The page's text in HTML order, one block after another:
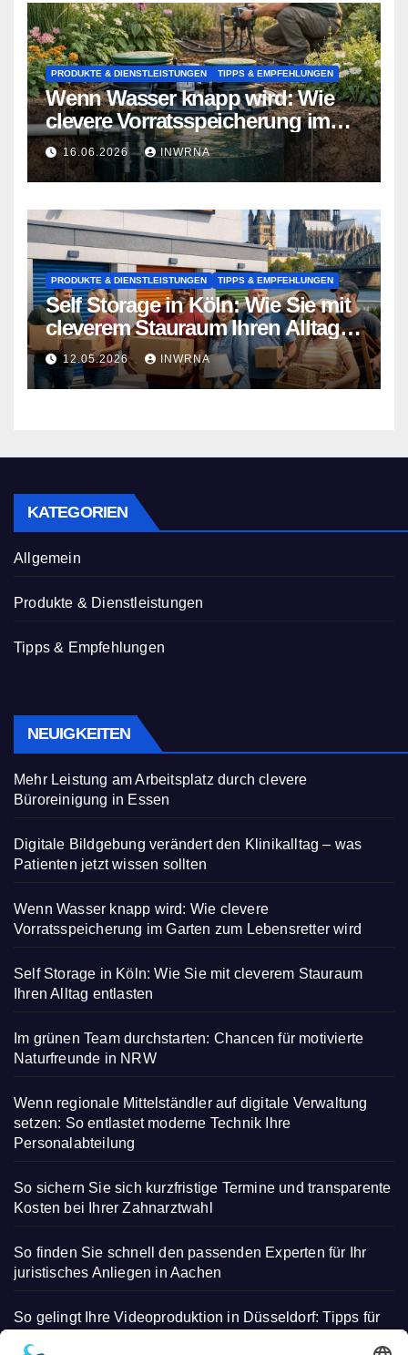
PRODUKTE & DIENSTLEISTUNGEN TIPPS & EMPFEHLUNGEN
Wenn Wasser knapp wird: Wie
clevere Vorratsspeicherung im
Garten zum Lebensretter wird
16.06.2026 INWRNA
PRODUKTE & DIENSTLEISTUNGEN TIPPS & EMPFEHLUNGEN
Self Storage in Köln: Wie Sie mit
cleverem Stauraum Ihren Alltag
entlasten
12.05.2026 INWRNA
KATEGORIEN
Allgemein
Produkte & Dienstleistungen
Tipps & Empfehlungen
NEUIGKEITEN
Mehr Leistung am Arbeitsplatz durch clevere
Büroreinigung in Essen
Digitale Bildgebung verändert den Klinikalltag – was
Patienten jetzt wissen sollten
Wenn Wasser knapp wird: Wie clevere
Vorratsspeicherung im Garten zum Lebensretter wird
Self Storage in Köln: Wie Sie mit cleverem Stauraum
Ihren Alltag entlasten
Im grünen Team durchstarten: Chancen für motivierte
Naturfreunde in NRW
Wenn regionale Mittelständler auf digitale Verwaltung
setzen: So entlastet moderne Technik Ihre
Personalabteilung
So sichern Sie sich kurzfristige Termine und transparente
Kosten bei Ihrer Zahnarztwahl
So finden Sie schnell den passenden Experten für Ihr
juristisches Anliegen in Aachen
So gelingt Ihre Videoproduktion in Düsseldorf: Tipps für